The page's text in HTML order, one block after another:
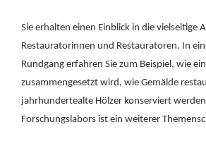
Sie erhalten einen Einblick in die vielseitige
Restauratorinnen und Restauratoren. In
Rundgang erfahren Sie zum Beispiel, wie
zusammengesetzt wird, wie Gemälde
jahrhundertealte Hölzer konserviert
Forschungslabors ist ein weiterer